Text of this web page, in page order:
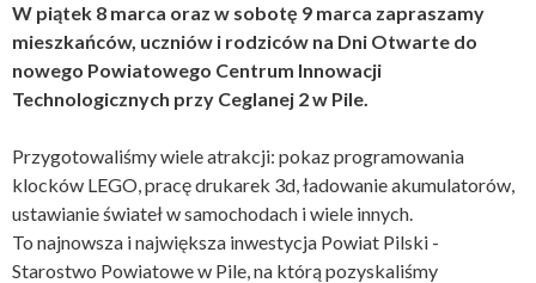
W piątek 8 marca oraz w sobotę 9 marca zapraszamy
mieszkańców, uczniów i rodziców na Dni Otwarte do
nowego Powiatowego Centrum Innowacji
Technologicznych przy Ceglanej 2 w Pile.
Przygotowaliśmy wiele atrakcji: pokaz programowania
klocków LEGO, pracę drukarek 3d, ładowanie akumulatorów,
ustawianie świateł w samochodach i wiele innych.
To najnowsza i największa inwestycja Powiat Pilski -
Starostwo Powiatowe w Pile, na którą pozyskaliśmy